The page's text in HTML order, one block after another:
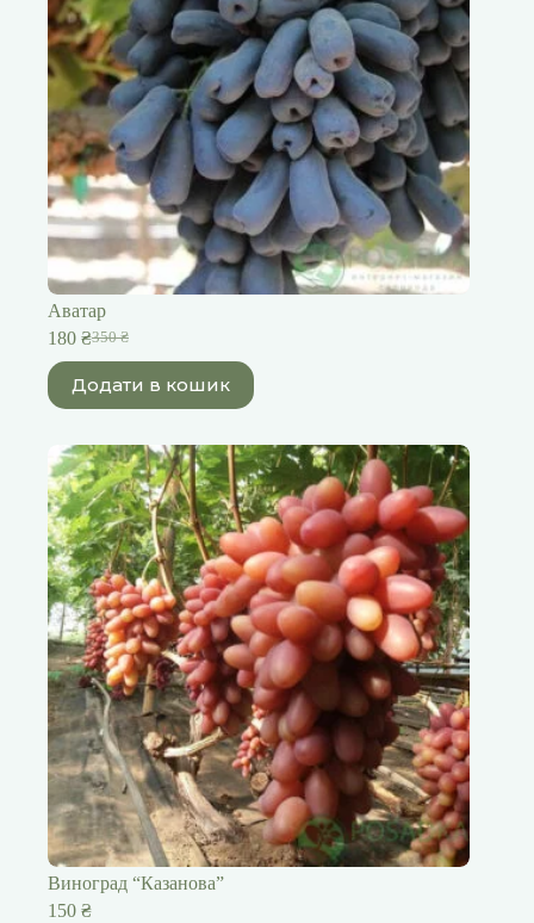
Аватар
350₴
Оригінальна
ціна:
350 ₴.
180 ₴Поточна
ціна:
180 ₴.
Додати в кошик
Виноград “Казанова”
150 ₴